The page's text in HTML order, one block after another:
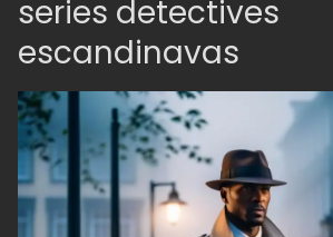
series detectives
escandinavas